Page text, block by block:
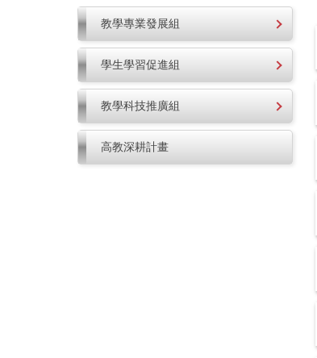
教學專業發展組
學生學習促進組
教學科技推廣組
高教深耕計畫